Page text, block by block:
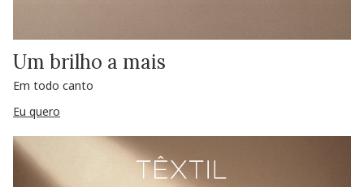
Um brilho a mais
Em todo canto
Eu quero